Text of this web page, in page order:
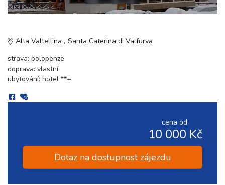
Alta Valtellina
Santa Caterina di Valfurva
strava: polopenze
doprava: vlastní
ubytování: hotel **+
cena od
10 000 Kč
Dotaz na dostupnost zájezdu